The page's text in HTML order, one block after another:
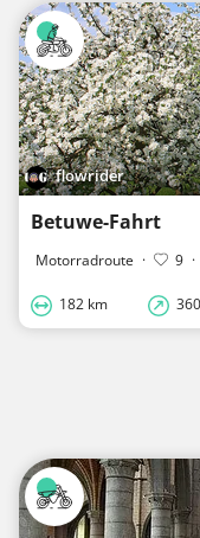
flowrider
Betuwe-Fahrt
Motorradroute · 9 ·
182 km